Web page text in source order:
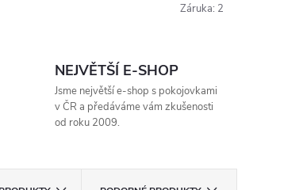
Záruka: 2
NEJVĚTŠÍ E-SHOP
Jsme největší e-shop s pokojovkami
v ČR a předáváme vám zkušenosti
od roku 2009.